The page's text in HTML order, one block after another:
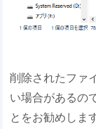
削除されたファ
い場合があるの
とをお勧めしま